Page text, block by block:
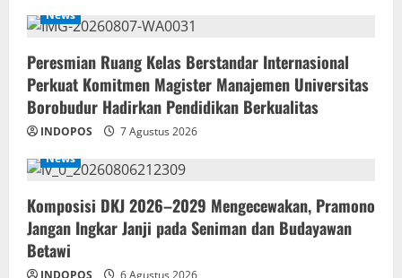
News
Peresmian Ruang Kelas Berstandar Internasional
Perkuat Komitmen Magister Manajemen Universitas
Borobudur Hadirkan Pendidikan Berkualitas
INDOPOS
7 Agustus 2026
News
Komposisi DKJ 2026–2029 Mengecewakan, Pramono
Jangan Ingkar Janji pada Seniman dan Budayawan
Betawi
INDOPOS 6 Agustus 2026